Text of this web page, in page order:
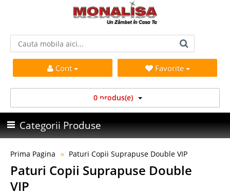
Cont Favorite
0 produs(e)
Categorii Produse
Prima Pagina Paturi Copii Suprapuse Double VIP
Paturi Copii Suprapuse Double
VIP